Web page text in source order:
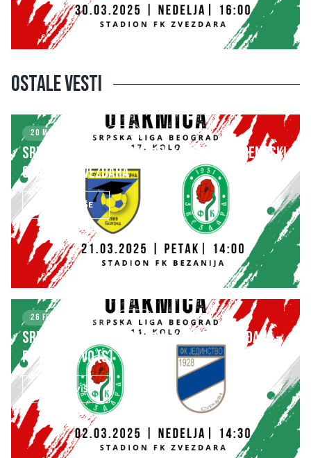
Ostale vesti
20 MARCH 2025 KLUB
SRPSKA LIGA – BEOGRAD 17. kolo: FK STUDENTSKI
GRAD – FK ZVEZDARA
SAZNAJ VIŠE
26 FEBRUARY 2025 KLUB
SRPSKA LIGA – BEOGRAD 14. kolo: FK ZVEZDARA –
FK JEDINSTVO (S)
SAZNAJ VIŠE